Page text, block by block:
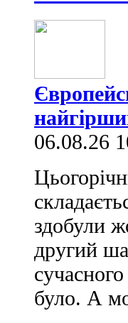
06.08.26
здобули
другий
було. А